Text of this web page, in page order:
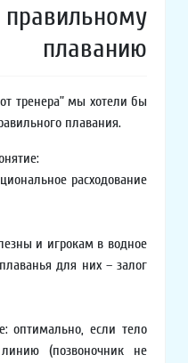
плаванию
тренера” мы хотели бы
плавания.
расходование
и игрокам в водное
для них – залог
если тело
(позвоночник не